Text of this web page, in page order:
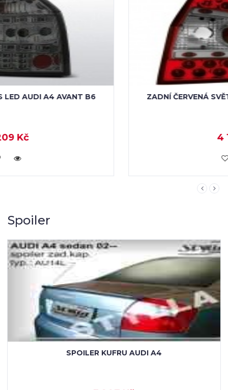
ZADNÍ ČERVENÁ SVĚTLA S LED A4 LIMOUSINE
Spoiler
STŘÍŠKA - STŘEŠNÍ SPOILER AUDI A4